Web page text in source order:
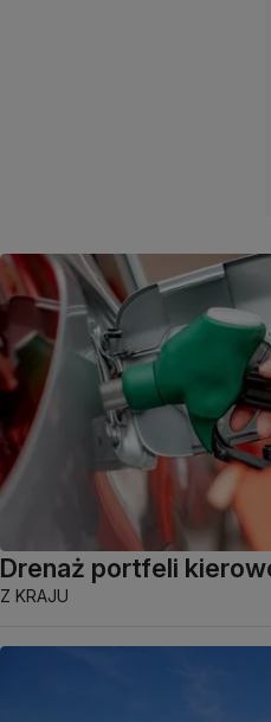
Drenaż portfeli
Z KRAJU